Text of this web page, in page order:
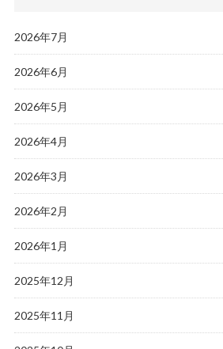
2026年7月
2026年6月
2026年5月
2026年4月
2026年3月
2026年2月
2026年1月
2025年12月
2025年11月